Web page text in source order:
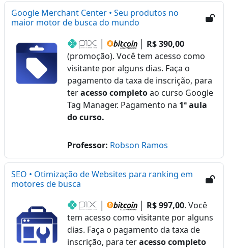
Google Merchant Center • Seu produtos no
maior motor de busca do mundo
R$ 390,00
(promoção). Você tem acesso como
visitante por alguns dias. Faça o
pagamento da taxa de inscrição, para
teracesso completoao curso Google
Tag Manager. Pagamento na 1ª aula
do curso.
Professor: Robson Ramos
SEO • Otimização de Websites para ranking em
motores de busca
R$ 997,00. Você
tem acesso como visitante por alguns
dias. Faça o pagamento da taxa de
inscrição, para teracesso completo